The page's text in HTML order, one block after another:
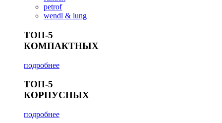
petrof
wendl & lung
ТОП-5
КОМПАКТНЫХ
подробнее
ТОП-5
КОРПУСНЫХ
подробнее